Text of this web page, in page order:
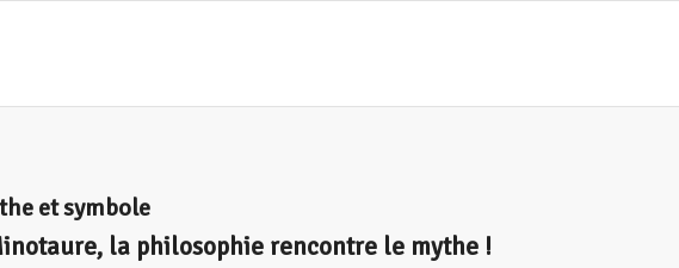
et symbole
la philosophie rencontre le mythe !